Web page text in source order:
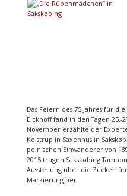
Das Feiern des 75-Jahres für
Eickhoff fand in den Tagen 25.-
November erzählte der
Kolstrup in Saxenhus in
polnischen Einwanderer von
2015 trugen Sakskøbing
Ausstellung über die
Markierung bei.